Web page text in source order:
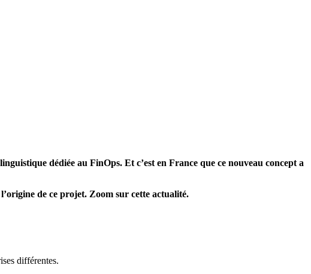
dédiée au FinOps. Et c’est en France que ce nouveau concept a
de ce projet. Zoom sur cette actualité.
différentes.